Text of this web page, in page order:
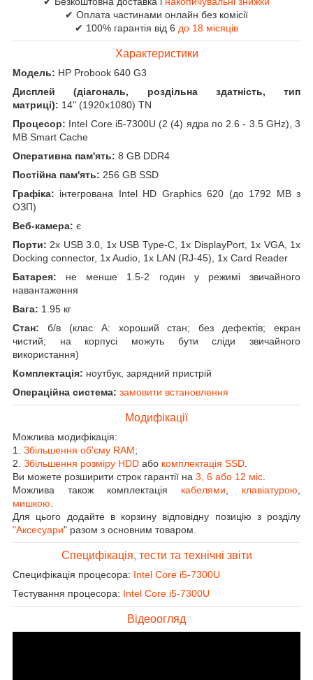
✔ Оплата частинами онлайн без комісії
✔ 100% гарантія від 6 до 18 місяців
Характеристики
Модель: HP Probook 640 G3
Дисплей (діагональ, роздільна здатність, тип
матриці): 14" (1920x1080) TN
Процесор: Intel Core i5-7300U (2 (4) ядра по 2.6 - 3.5 GHz), 3
MB Smart Cache
Оперативна пам'ять: 8 GB DDR4
Постійна пам'ять: 256 GB SSD
Графіка: інтегрована Intel HD Graphics 620 (до 1792 MB з
ОЗП)
Веб-камера: є
Порти: 2x USB 3.0, 1x USB Type-C, 1x DisplayPort, 1x VGA, 1x
Docking connector, 1x Audio, 1x LAN (RJ-45), 1x Card Reader
Батарея: не менше 1.5-2 годин у режимі звичайного
навантаження
Вага: 1.95 кг
Стан: б/в (клас А: хороший стан; без дефектів; екран
чистий; на корпусі можуть бути сліди звичайного
використання)
Комплектація: ноутбук, зарядний пристрій
Операційна система: замовити встановлення
Модифікації
Можлива модифікація:
1. Збільшення об'єму RAM;
2. Збільшення розміру HDD або комплектація SSD
Ви можете розширити строк гарантії на 3, 6 або 12 міс
Можлива також комплектація кабелями клавіатурою
мишкою
Для цього додайте в корзину відповідну позицію з розділу
"Аксесуари" разом з основним товаром.
Специфікація, тести та технічні звіти
Специфікація процесора: Intel Core i5-7300U
Тестування процесора: Intel Core i5-7300U
Відеоогляд